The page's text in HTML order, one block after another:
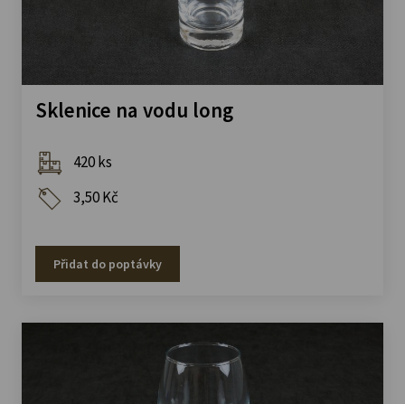
Sklenice na vodu long
420 ks
3,50 Kč
Přidat do poptávky